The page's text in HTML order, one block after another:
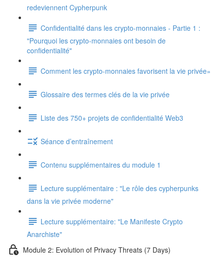
redeviennent Cypherpunk
Confidentialité dans les crypto-monnaies - Partie 1 :
"Pourquoi les crypto-monnaies ont besoin de
confidentialité"
Comment les crypto-monnaies favorisent la vie privée»
Glossaire des termes clés de la vie privée
Liste des 750+ projets de confidentialité Web3
Séance d’entraînement
Contenu supplémentaires du module 1
Lecture supplémentaire : "Le rôle des cypherpunks
dans la vie privée moderne"
Lecture supplémentaire: "Le Manifeste Crypto
Anarchiste"
Module 2: Evolution of Privacy Threats (7 Days)